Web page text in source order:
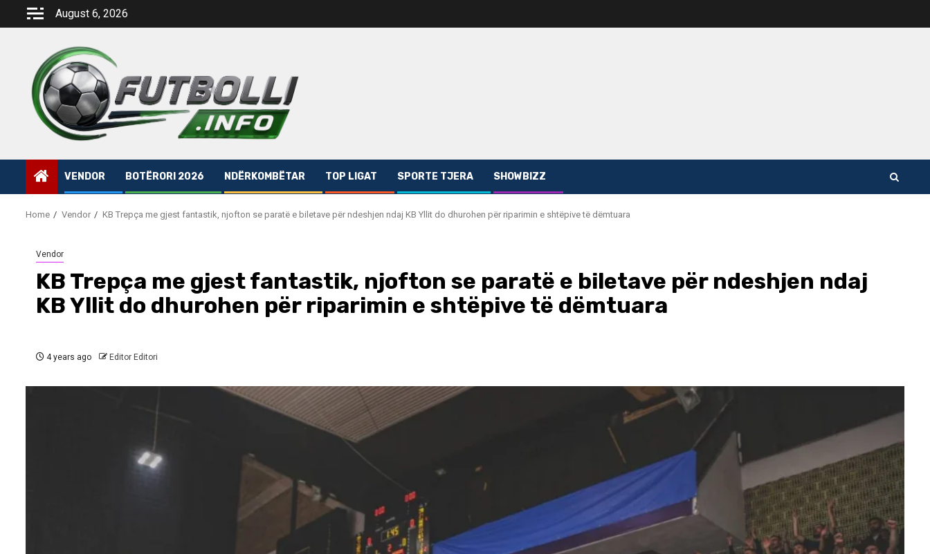
August 6, 2026
VENDOR BOTËRORI 2026 NDËRKOMBËTAR TOP LIGAT SPORTE TJERA SHOWBIZZ
Home Vendor KB Trepça me gjest fantastik, njofton se paratë e biletave për ndeshjen ndaj KB Yllit do dhurohen për riparimin e shtëpive të dëmtuara
Vendor
KB Trepça me gjest fantastik, njofton se paratë e biletave për ndeshjen ndaj
KB Yllit do dhurohen për riparimin e shtëpive të dëmtuara
4 years ago Editor Editori